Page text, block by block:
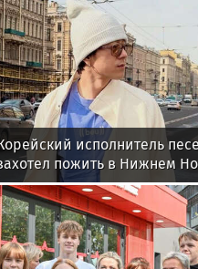
исполнитель
пожить в Нижнем